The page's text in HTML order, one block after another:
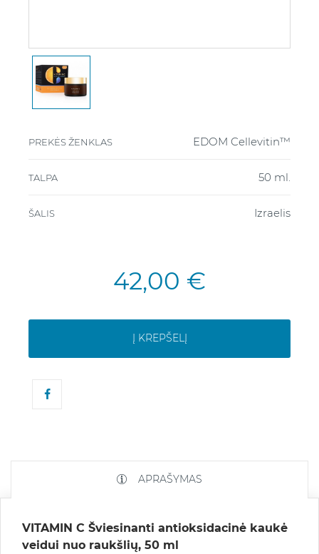
PREKĖS ŽENKLAS EDOM Cellevitin™
TALPA 50 ml.
ŠALIS Izraelis
42,00 €
Į KREPŠELĮ
APRAŠYMAS
VITAMIN C Šviesinanti antioksidacinė kaukė
veidui nuo raukšlių, 50 ml